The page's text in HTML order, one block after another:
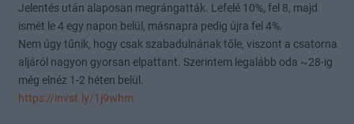
Jelentés után alaposan megrángatták. Lefelé 10%, fel 8, majd
ismét le 4 egy napon belül, másnapra pedig újra fel 4%.
Nem úgy tűnik, hogy csak szabadulnának tőle, viszont a csatorna
aljáról nagyon gyorsan elpattant. Szerintem legalább oda ~28-ig
még elnéz 1-2 héten belül.
https://invst.ly/1j9whm